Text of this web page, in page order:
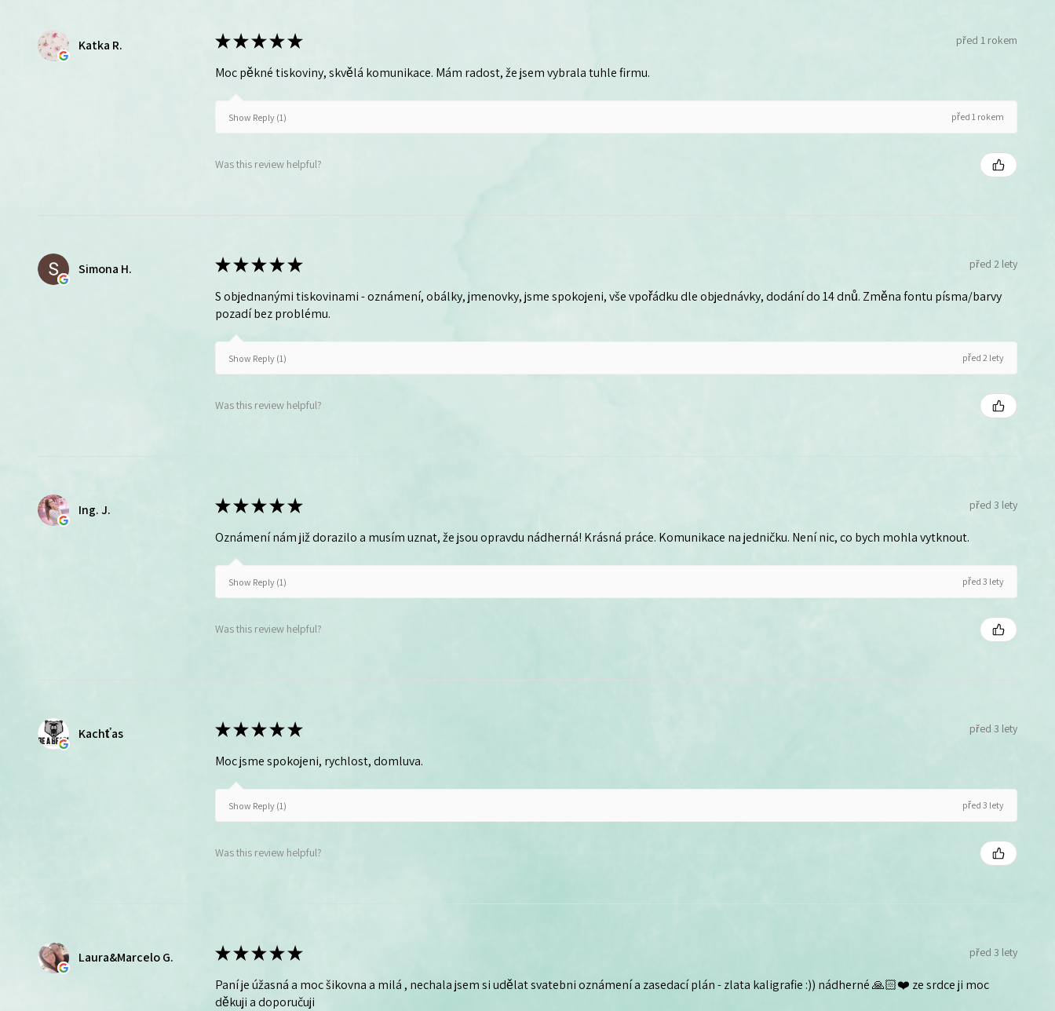
Katka R. ★★★★★ před 1 rokem
Moc pěkné tiskoviny, skvělá komunikace. Mám radost, že jsem vybrala tuhle firmu.
Show Reply (1) před 1 rokem
Was this review helpful?
Simona H. ★★★★★ před 2 lety
S objednanými tiskovinami - oznámení, obálky, jmenovky, jsme spokojeni, vše vpořádku dle objednávky, dodání do 14 dnů. Změna fontu písma/barvy
pozadí bez problému.
Show Reply (1) před 2 lety
Was this review helpful?
Ing. J. ★★★★★ před 3 lety
Oznámení nám již dorazilo a musím uznat, že jsou opravdu nádherná! Krásná práce. Komunikace na jedničku. Není nic, co bych mohla vytknout.
Show Reply (1) před 3 lety
Was this review helpful?
Kachťas ★★★★★ před 3 lety
Moc jsme spokojeni, rychlost, domluva.
Show Reply (1) před 3 lety
Was this review helpful?
Laura&Marcelo G. ★★★★★ před 3 lety
Paní je úžasná a moc šikovna a milá , nechala jsem si udělat svatebni oznámení a zasedací plán - zlata kaligrafie :)) nádherné 🙏🏻❤️ ze srdce ji moc
děkuji a doporučuji